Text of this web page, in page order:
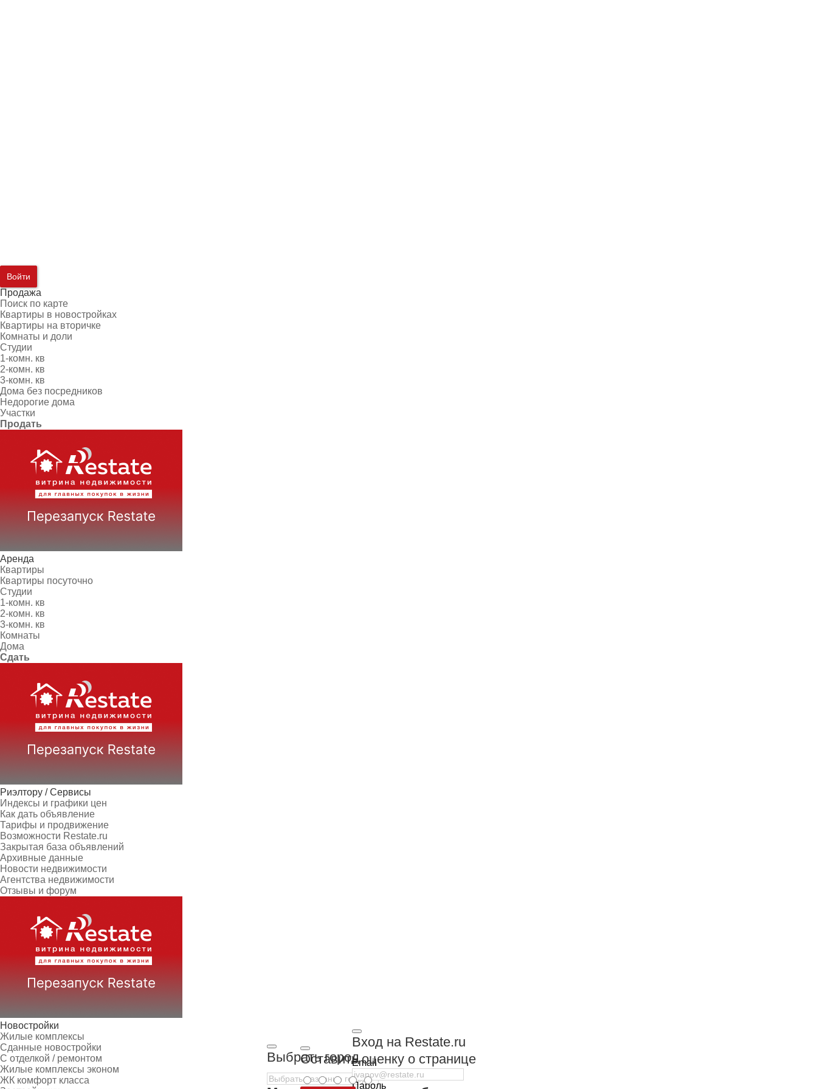
Войти
Продажа
Поиск по карте
Квартиры в новостройках
Квартиры на вторичке
Комнаты и доли
Студии
1-комн. кв
2-комн. кв
3-комн. кв
Дома без посредников
Недорогие дома
Участки
Продать
Аренда
Квартиры
Квартиры посуточно
Студии
1-комн. кв
2-комн. кв
3-комн. кв
Комнаты
Дома
Сдать
Риэлтору / Сервисы
Индексы и графики цен
Как дать объявление
Тарифы и продвижение
Возможности Restate.ru
Закрытая база объявлений
Архивные данные
Новости недвижимости
Агентства недвижимости
Отзывы и форум
Новостройки
Жилые комплексы
Сданные новостройки
С отделкой / ремонтом
Жилые комплексы эконом
ЖК комфорт класса
Выбрать город
Вход на Restate.ru
Email
Пароль
Оставить оценку о странице